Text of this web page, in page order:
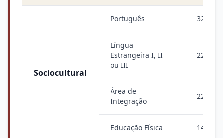
Sociocultural
Português 320
Língua
Estrangeira I, II
ou III
220
Área de
Integração
220
Educação Física 140